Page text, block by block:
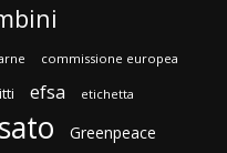
commissione europea
efsa etichetta
Greenpeace